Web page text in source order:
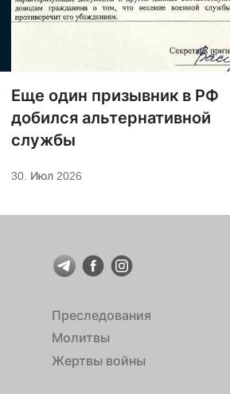
Еще один призывник в РФ
добился альтернативной
службы
30. Июл 2026
Преследования
Молитвы
Жертвы войны